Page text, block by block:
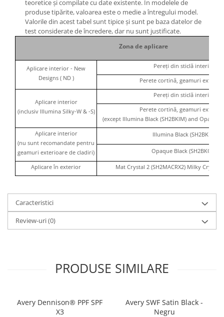
teoretice și compilate cu date existente. În modelele de
produse tipărite, valoarea este o medie a întregului model.
Valorile din acest tabel sunt tipice și sunt pe baza datelor de
test considerate de încredere, dar nu sunt justificate.
Zona de aplicare
Aplicare interior - New
Designs ( ND )
Pereți din sticlă interior
Perete cortină, geamuri
Aplicare interior
(inclusiv Illumina Silky-W & -S)
Pereți din sticlă interior
Perete cortină, geamuri
(except Illumina Black (SH2BKIM) and Opaque
Aplicare interior
(nu sunt recomandate pentru
geamuri exterioare de cladiri)
Illumina Black (SH2BKIM)
Opaque Black (SH2BKOP)
Aplicare în exterior Mat Crystal 2 (SH2MACRX2) Milky Crystal
Caracteristici
Review-uri(0)
PRODUSE SIMILARE
Avery Dennison® PPF SPF
X3
Avery SWF Satin Black -
Negru